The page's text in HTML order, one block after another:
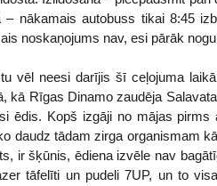
– nākamais autobuss tikai 8:45
noskaņojums nav, esi pārāk
vēl neesi darījis šī ceļojuma
kā Rīgas Dinamo zaudēja
ēdis. Kopš izgāji no mājas
daudz tādam zirga organismam
ir šķūnis, ēdiena izvēle nav
tāfelīti un pudeli 7UP, un to